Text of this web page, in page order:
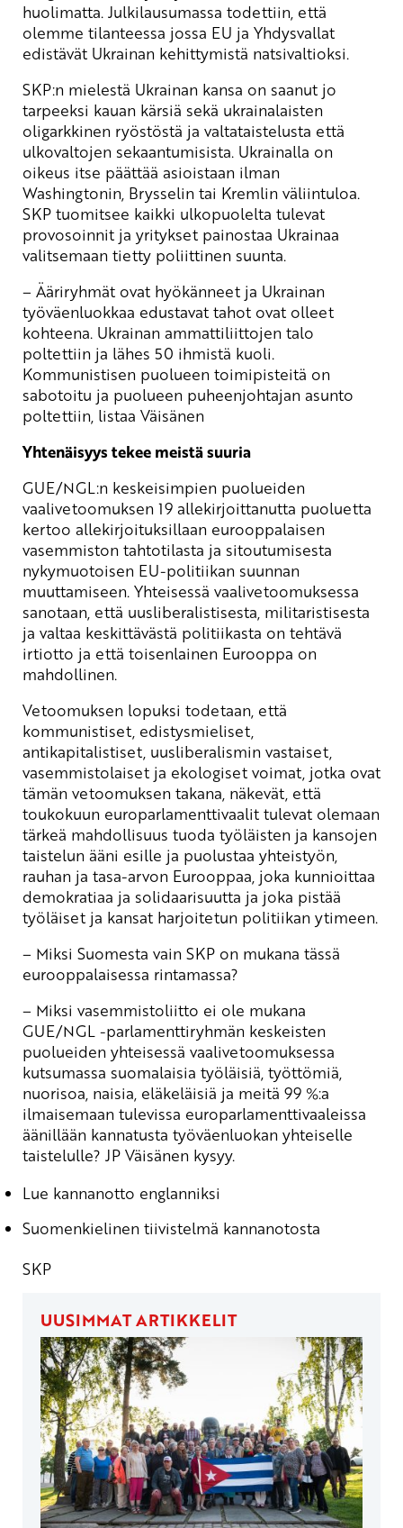
huolimatta. Julkilausumassa todettiin, että
olemme tilanteessa jossa EU ja Yhdysvallat
edistävät Ukrainan kehittymistä natsivaltioksi.
SKP:n mielestä Ukrainan kansa on saanut jo
tarpeeksi kauan kärsiä sekä ukrainalaisten
oligarkkinen ryöstöstä ja valtataistelusta että
ulkovaltojen sekaantumisista. Ukrainalla on
oikeus itse päättää asioistaan ilman
Washingtonin, Brysselin tai Kremlin väliintuloa.
SKP tuomitsee kaikki ulkopuolelta tulevat
provosoinnit ja yritykset painostaa Ukrainaa
valitsemaan tietty poliittinen suunta.
– Ääriryhmät ovat hyökänneet ja Ukrainan
työväenluokkaa edustavat tahot ovat olleet
kohteena. Ukrainan ammattiliittojen talo
poltettiin ja lähes 50 ihmistä kuoli.
Kommunistisen puolueen toimipisteitä on
sabotoitu ja puolueen puheenjohtajan asunto
poltettiin, listaa Väisänen
Yhtenäisyys tekee meistä suuria
GUE/NGL:n keskeisimpien puolueiden
vaalivetoomuksen 19 allekirjoittanutta puoluetta
kertoo allekirjoituksillaan eurooppalaisen
vasemmiston tahtotilasta ja sitoutumisesta
nykymuotoisen EU-politiikan suunnan
muuttamiseen. Yhteisessä vaalivetoomuksessa
sanotaan, että uusliberalistisesta, militaristisesta
ja valtaa keskittävästä politiikasta on tehtävä
irtiotto ja että toisenlainen Eurooppa on
mahdollinen.
Vetoomuksen lopuksi todetaan, että
kommunistiset, edistysmieliset,
antikapitalistiset, uusliberalismin vastaiset,
vasemmistolaiset ja ekologiset voimat, jotka ovat
tämän vetoomuksen takana, näkevät, että
toukokuun europarlamenttivaalit tulevat olemaan
tärkeä mahdollisuus tuoda työläisten ja kansojen
taistelun ääni esille ja puolustaa yhteistyön,
rauhan ja tasa-arvon Eurooppaa, joka kunnioittaa
demokratiaa ja solidaarisuutta ja joka pistää
työläiset ja kansat harjoitetun politiikan ytimeen.
– Miksi Suomesta vain SKP on mukana tässä
eurooppalaisessa rintamassa?
– Miksi vasemmistoliitto ei ole mukana
GUE/NGL -parlamenttiryhmän keskeisten
puolueiden yhteisessä vaalivetoomuksessa
kutsumassa suomalaisia työläisiä, työttömiä,
nuorisoa, naisia, eläkeläisiä ja meitä 99 %:a
ilmaisemaan tulevissa europarlamenttivaaleissa
äänillään kannatusta työväenluokan yhteiselle
taistelulle? JP Väisänen kysyy.
Lue kannanotto englanniksi
Suomenkielinen tiivistelmä kannanotosta
SKP
UUSIMMAT ARTIKKELIT